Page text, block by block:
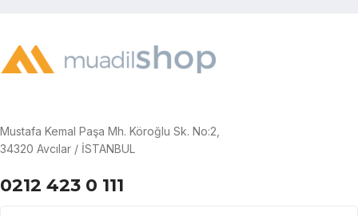
Mustafa Kemal Paşa Mh. Köroğlu Sk. No:2,
34320 Avcılar / İSTANBUL
0212 423 0 111